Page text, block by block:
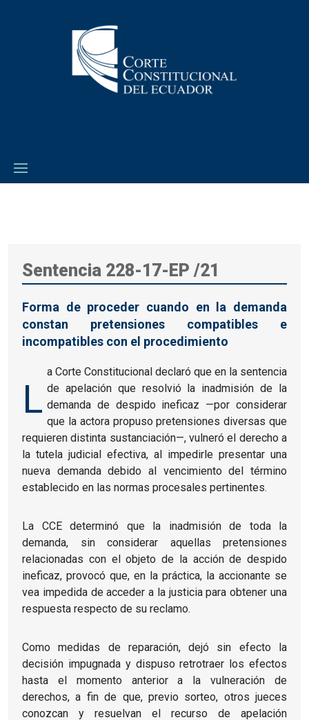
Sentencia 228-17-EP /21
Forma de proceder cuando en la demanda
constan pretensiones compatibles e
incompatibles con el procedimiento
L
a Corte Constitucional declaró que en la sentencia
de apelación que resolvió la inadmisión de la
demanda de despido ineficaz —por considerar
que la actora propuso pretensiones diversas que
requieren distinta sustanciación—, vulneró el derecho a
la tutela judicial efectiva, al impedirle presentar una
nueva demanda debido al vencimiento del término
establecido en las normas procesales pertinentes.
La CCE determinó que la inadmisión de toda la
demanda, sin considerar aquellas pretensiones
relacionadas con el objeto de la acción de despido
ineficaz, provocó que, en la práctica, la accionante se
vea impedida de acceder a la justicia para obtener una
respuesta respecto de su reclamo.
Como medidas de reparación, dejó sin efecto la
decisión impugnada y dispuso retrotraer los efectos
hasta el momento anterior a la vulneración de
derechos, a fin de que, previo sorteo, otros jueces
conozcan y resuelvan el recurso de apelación